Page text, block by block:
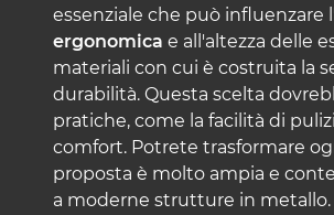
essenziale che può influenzare
ergonomica e all'altezza delle
materiali con cui è costruita la
durabilità. Questa scelta
pratiche, come la facilità di
comfort. Potrete trasformare
proposta è molto ampia e
a moderne strutture in